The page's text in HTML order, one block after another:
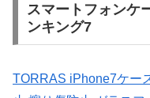
スマートフォンケ
ンキング7
TORRAS iPhone7ケー